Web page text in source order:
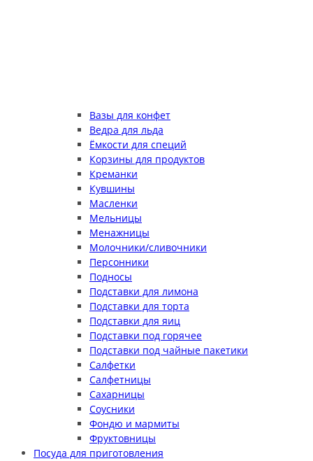
Вазы для конфет
Ведра для льда
Ёмкости для специй
Корзины для продуктов
Креманки
Кувшины
Масленки
Мельницы
Менажницы
Молочники/сливочники
Персонники
Подносы
Подставки для лимона
Подставки для торта
Подставки для яиц
Подставки под горячее
Подставки под чайные пакетики
Салфетки
Салфетницы
Сахарницы
Соусники
Фондю и мармиты
Фруктовницы
Посуда для приготовления